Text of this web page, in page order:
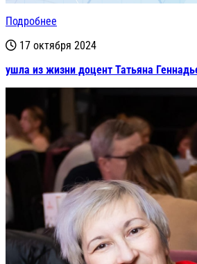
Подробнее
17 октября 2024
ушла из жизни доцент Татьяна